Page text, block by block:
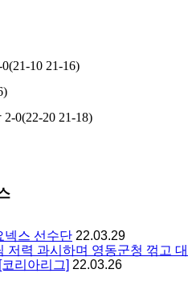
10 21-16)
0(22-20 21-18)
넥스 선수단 22.03.29
저력 과시하며 영동군청 꺾고 대
리아리그] 22.03.26